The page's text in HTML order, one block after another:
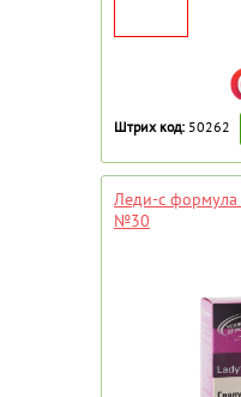
Штрих код: 50262
Леди-с формула
№30